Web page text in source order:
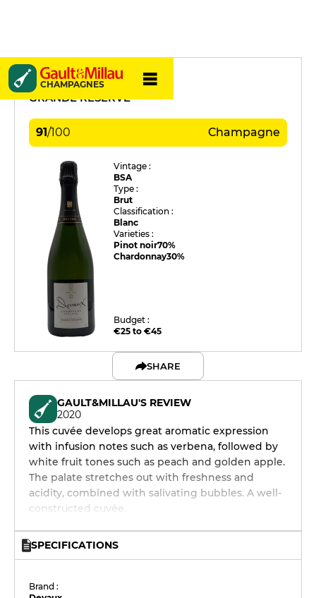
CHAMPAGNES
Devaux
GRANDE RÉSERVE
91/100 Champagne
Vintage :
BSA
Type :
Brut
Classification :
Blanc
Varieties :
Pinot noir70%
Chardonnay30%
Budget :
€25 to €45
SHARE
GAULT&MILLAU'S REVIEW
2020
This cuvée develops great aromatic expression
with infusion notes such as verbena, followed by
white fruit tones such as peach and golden apple.
The palate stretches out with freshness and
acidity, combined with salivating bubbles. A well-
constructed cuvée.
SPECIFICATIONS
Brand :